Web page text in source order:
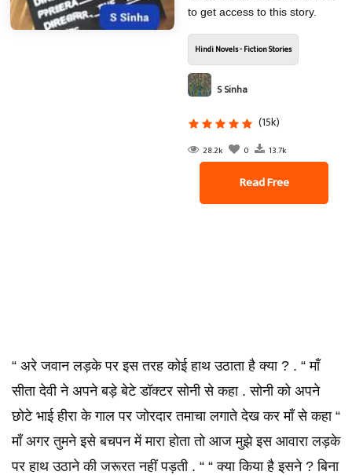
to get access to this story.
Hindi Novels - Fiction Stories
S Sinha
(15k)
28.2k 0 13.7k
Read Free
“ अरे जवान लड़के पर इस तरह कोई हाथ उठाता है क्या ? . “ माँ
सीता देवी ने अपने बड़े बेटे डॉक्टर सोनी से कहा . सोनी को अपने
छोटे भाई हीरा के गाल पर जोरदार तमाचा लगाते देख कर माँ से कहा “
माँ अगर तुमने इसे बचपन में मारा होता तो आज मुझे इस आवारा लड़के
पर हाथ उठाने की जरूरत नहीं पड़ती . “ “ क्या किया है इसने ? बिना